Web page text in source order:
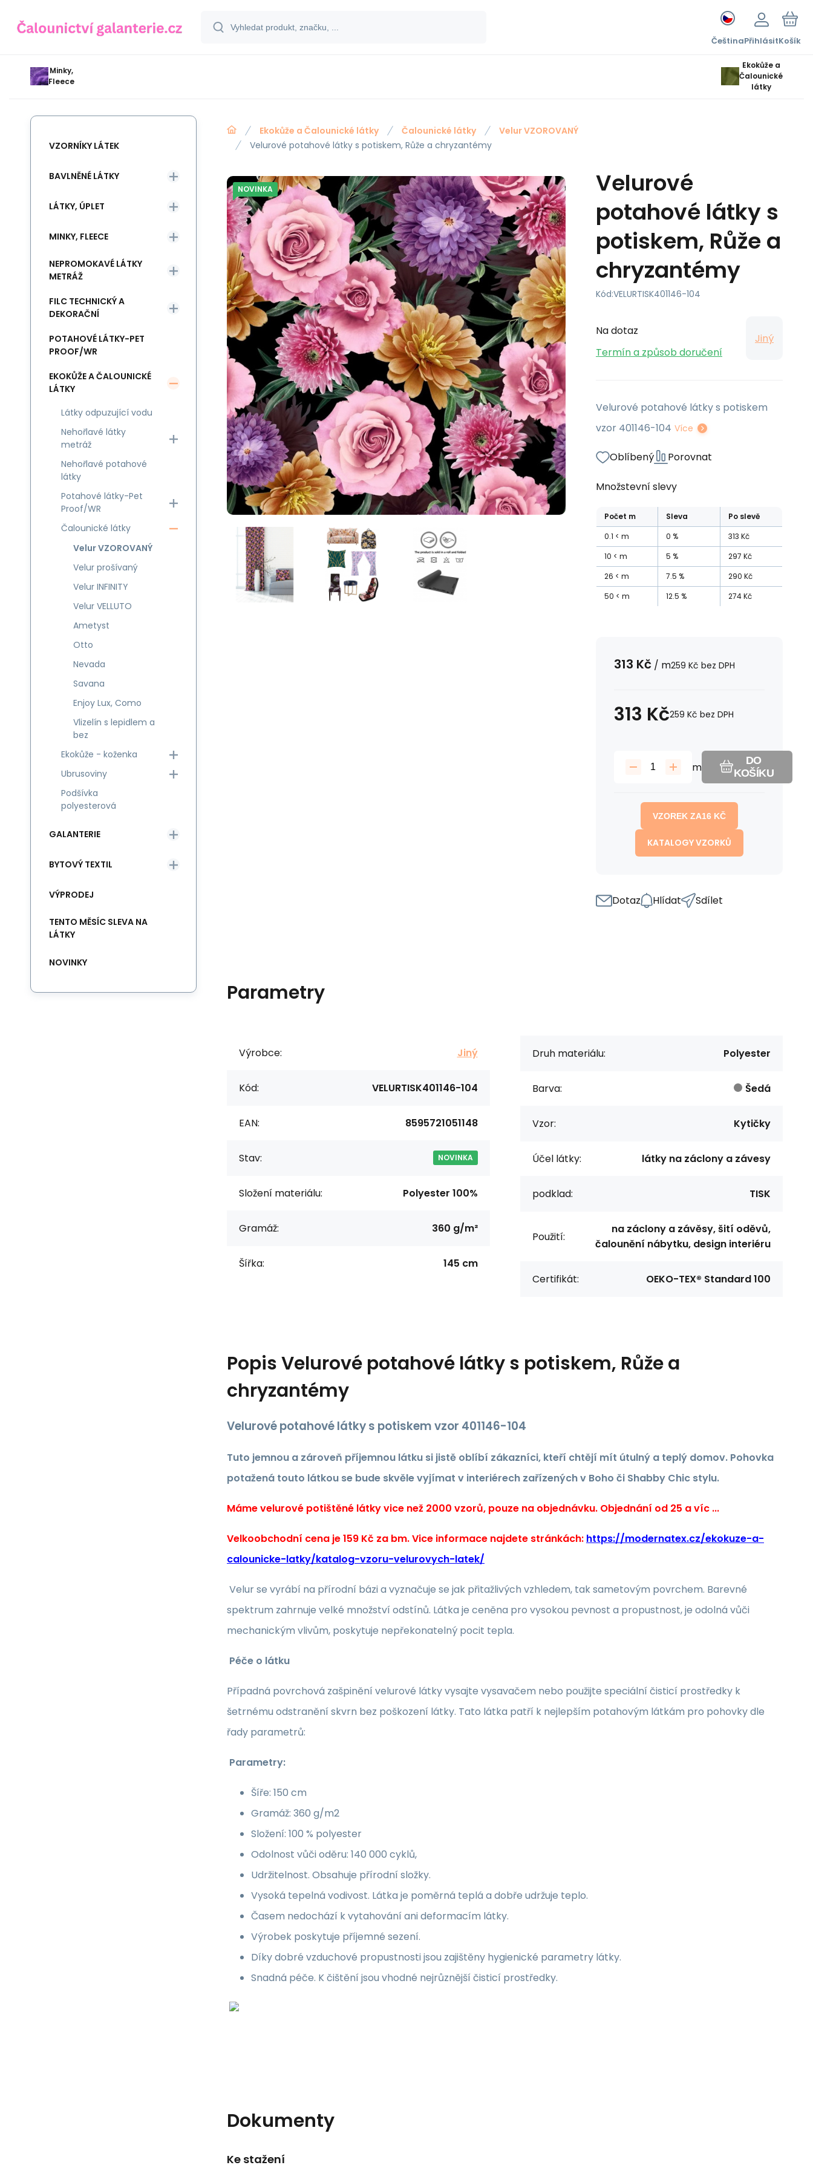
ČeštinaPřihlásitKošík
Minky,
Fleece
Ekokůže a
Čalounické
látky
Ekokůže a Čalounické látky Čalounické látky
Velur VZOROVANÝ
Velurové potahové látky s potiskem, Růže a chryzantémy
NOVINKA
Velurové
potahové látky s
potiskem, Růže a
chryzantémy
Kód:VELURTISK401146-104
Na dotaz
Termín a způsob doručení
Jiný
Velurové potahové látky s potiskem
vzor 401146-104 Více
Oblíbený Porovnat
Množstevní slevy
Počet m Sleva
Po slevě
0.1
m 0 % 313 Kč
10
m 5 % 297 Kč
26
m 7.5 % 290 Kč
50
m 12.5 % 274Kč
313 Kč / m259 Kč bez DPH
313 Kč259 Kč bez DPH
m
DO
KOŠÍKU
VZOREK ZA16 KČ
KATALOGY VZORKŮ
Dotaz Hlídat Sdílet
Parametry
Výrobce: Jiný
Kód: VELURTISK401146-104
EAN: 8595721051148
Stav: NOVINKA
Složení materiálu: Polyester 100%
Gramáž: 360 g/m²
Šířka: 145 cm
Druh materiálu: Polyester
Barva: Šedá
Vzor: Kytičky
Účel látky: látky na záclony a závesy
podklad: TISK
Použití:
na záclony a závěsy, šití oděvů,
čalounění nábytku, design interiéru
Certifikát: OEKO-TEX® Standard 100
PopisVelurové potahové látky s potiskem, Růže a
chryzantémy
Velurové potahové látky s potiskem vzor 401146-104
Tuto jemnou a zároveň příjemnou látku si jistě oblíbí zákazníci, kteří chtějí mít útulný a teplý domov. Pohovka
potažená touto látkou se bude skvěle vyjímat v interiérech zařízených v Boho či Shabby Chic stylu.
Máme velurové potištěné látky vice než 2000 vzorů, pouze na objednávku. Objednání od 25 a víc ...
Velkoobchodní cena je 159 Kč za bm. Vice informace najdete stránkách: https://modernatex.cz/ekokuze-a-
calounicke-latky/katalog-vzoru-velurovych-latek/
Velur se vyrábí na přírodní bázi a vyznačuje se jak přitažlivých vzhledem, tak sametovým povrchem. Barevné
spektrum zahrnuje velké množství odstínů. Látka je ceněna pro vysokou pevnost a propustnost, je odolná vůči
mechanickým vlivům, poskytuje nepřekonatelný pocit tepla.
Péče o látku
Případná povrchová zašpinění velurové látky vysajte vysavačem nebo použijte speciální čisticí prostředky k
šetrnému odstranění skvrn bez poškození látky. Tato látka patří k nejlepším potahovým látkám pro pohovky dle
řady parametrů:
Parametry:
Šíře: 150 cm
Gramáž: 360 g/m2
Složení: 100 % polyester
Odolnost vůči oděru: 140 000 cyklů,
Udržitelnost. Obsahuje přírodní složky.
Vysoká tepelná vodivost. Látka je poměrná teplá a dobře udržuje teplo.
Časem nedochází k vytahování ani deformacím látky.
Výrobek poskytuje příjemné sezení.
Díky dobré vzduchové propustnosti jsou zajištěny hygienické parametry látky.
Snadná péče. K čištění jsou vhodné nejrůznější čisticí prostředky.
Dokumenty
Ke stažení
VZORNÍKY LÁTEK
BAVLNĚNÉ LÁTKY
LÁTKY, ÚPLET
MINKY, FLEECE
NEPROMOKAVÉ LÁTKY
METRÁŽ
FILC TECHNICKÝ A
DEKORAČNÍ
POTAHOVÉ LÁTKY-PET
PROOF/WR
EKOKŮŽE A ČALOUNICKÉ
LÁTKY
Látky odpuzující vodu
Nehořlavé látky
metráž
Nehořlavé potahové
látky
Potahové látky-Pet
Proof/WR
Čalounické látky
Velur VZOROVANÝ
Velur prošívaný
Velur INFINITY
Velur VELLUTO
Ametyst
Otto
Nevada
Savana
Enjoy Lux, Como
Vlizelín s lepidlem a
bez
Ekokůže - koženka
Ubrusoviny
Podšívka
polyesterová
GALANTERIE
BYTOVÝ TEXTIL
VÝPRODEJ
TENTO MĚSÍC SLEVA NA
LÁTKY
NOVINKY